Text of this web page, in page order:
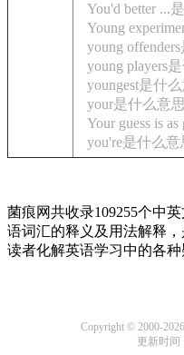
You'd better ...
Young
young
young players
youngest是什
your是什么意思
Your guess is
you're是什么意
菌痕网共收录109255个中
语词汇的释义及用法解释
读者化解英语学习中的各种
Copyright © 2000-
更新时间